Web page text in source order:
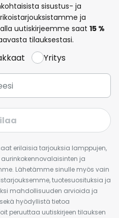
sisustus- ja
ja
uutiskirjeemme saat 15 %
tilauksestasi.
Yritys
erilaisia tarjouksia lamppujen,
ja
Lähetämme sinulle myös vain
tuotesuosituksia ja
mahdollisuuden arvioida ja
hyödyllistä tietoa
peruuttaa uutiskirjeen tilauksen